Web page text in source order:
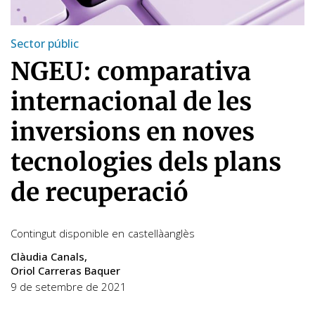
Sector públic
NGEU: comparativa
internacional de les
inversions en noves
tecnologies dels plans
de recuperació
Contingut disponible en castellàanglès
Clàudia Canals
Oriol Carreras Baquer
9 de setembre de 2021